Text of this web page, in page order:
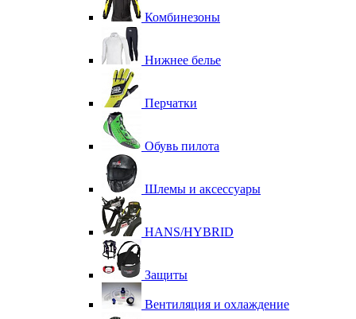
Комбинезоны
Нижнее белье
Перчатки
Обувь пилота
Шлемы и аксессуары
HANS/HYBRID
Защиты
Вентиляция и охлаждение